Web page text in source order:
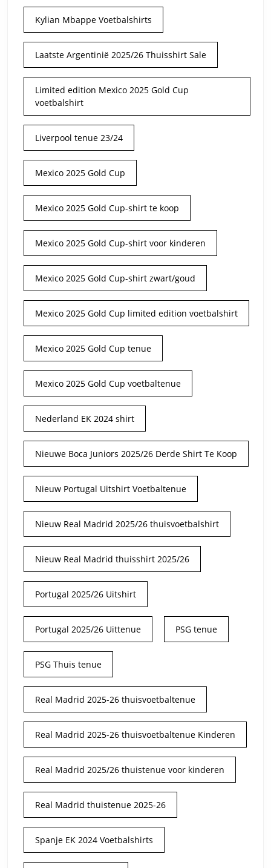
Kylian Mbappe Voetbalshirts
Laatste Argentinië 2025/26 Thuisshirt Sale
Limited edition Mexico 2025 Gold Cup
voetbalshirt
Liverpool tenue 23/24
Mexico 2025 Gold Cup
Mexico 2025 Gold Cup-shirt te koop
Mexico 2025 Gold Cup-shirt voor kinderen
Mexico 2025 Gold Cup-shirt zwart/goud
Mexico 2025 Gold Cup limited edition voetbalshirt
Mexico 2025 Gold Cup tenue
Mexico 2025 Gold Cup voetbaltenue
Nederland EK 2024 shirt
Nieuwe Boca Juniors 2025/26 Derde Shirt Te Koop
Nieuw Portugal Uitshirt Voetbaltenue
Nieuw Real Madrid 2025/26 thuisvoetbalshirt
Nieuw Real Madrid thuisshirt 2025/26
Portugal 2025/26 Uitshirt
Portugal 2025/26 Uittenue PSG tenue
PSG Thuis tenue
Real Madrid 2025-26 thuisvoetbaltenue
Real Madrid 2025-26 thuisvoetbaltenue Kinderen
Real Madrid 2025/26 thuistenue voor kinderen
Real Madrid thuistenue 2025-26
Spanje EK 2024 Voetbalshirts